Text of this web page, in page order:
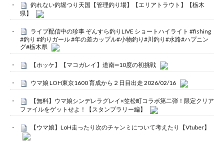
釣れない釣堀つり天国【管理釣り場】【エリアトラウト】【栃木
県】
ライブ配信中の珍事 ぞんすら釣りLIVE ショートハイライト #fishing
#釣り #釣りガール #年の差カップル#小物釣り#川釣り#水路#ハプニン
グ#栃木県
【ホッケ】【マコガレイ】道南➖10度の初挑戦
ウマ娘 LOH東京1600 育成から２日目出走 2026/02/16
【無料】ウマ娘シンデレラグレイ×笠松町コラボ第二弾！限定クリア
ファイルをゲットせよ！【スタンプラリー編】
【ウマ娘】LoH走ったり次のチャンミについて考えたり【Vtuber】